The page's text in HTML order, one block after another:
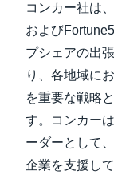
コンカー社は
および
プシェアの出
り、各地域に
を重要な戦略
す。コンカー
ーダーとして
企業を支援し